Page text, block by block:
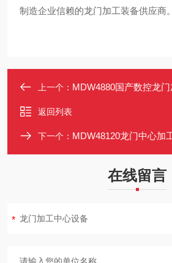
制造企业信赖的龙门加工装备供应商。
上一个： MDW4880国产数控龙
返回列表
下一个： MDW48120龙门中心加
在线留言